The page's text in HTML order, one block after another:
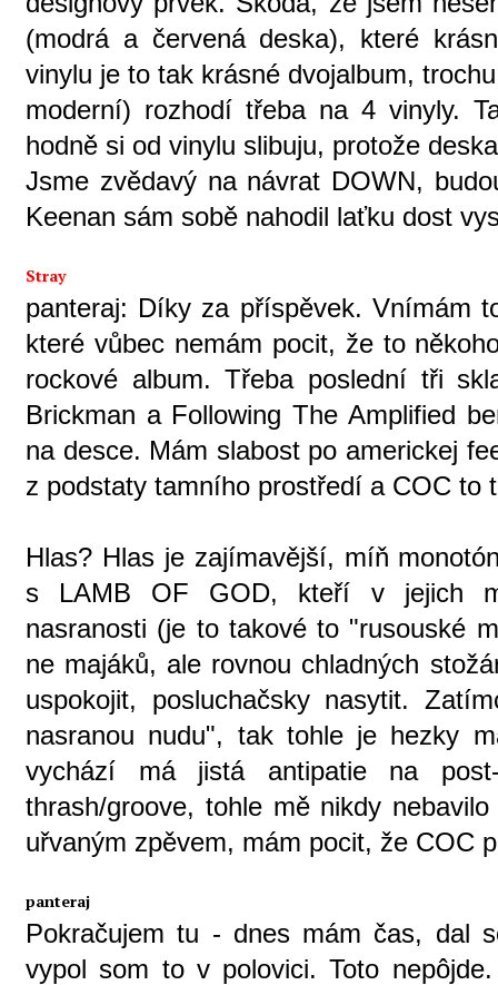
(modrá a červená deska), které
vinylu je to tak krásné dvojalbum,
moderní) rozhodí třeba na 4 vinyly.
hodně si od vinylu slibuju, protože
Jsme zvědavý na návrat DOWN,
Keenan sám sobě nahodil laťku dost
Stray
panteraj: Díky za příspěvek. Vnímám
které vůbec nemám pocit, že to
rockové album. Třeba poslední tři
Brickman a Following The Amplified
na desce. Mám slabost po americkej
z podstaty tamního prostředí a COC to
Hlas? Hlas je zajímavější, míň
s LAMB OF GOD, kteří v jejich
nasranosti (je to takové to "rusouské
ne majáků, ale rovnou chladných
uspokojit, posluchačsky nasytit.
nasranou nudu", tak tohle je hezky
vychází má jistá antipatie na post-
thrash/groove, tohle mě nikdy
uřvaným zpěvem, mám pocit, že COC
panteraj
Pokračujem tu - dnes mám čas, dal
vypol som to v polovici. Toto